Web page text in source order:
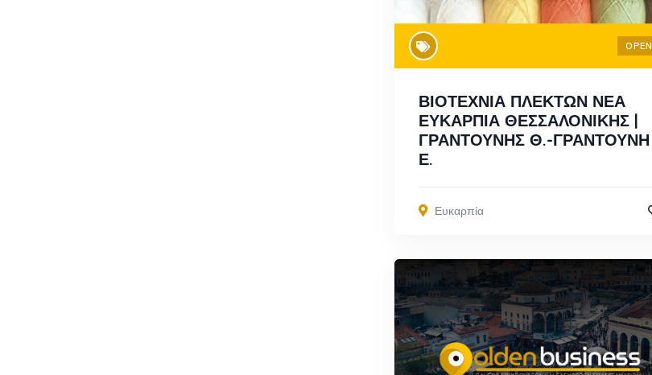
OPEN
ΒΙΟΤΕΧΝΙΑ ΠΛΕΚΤΩΝ ΝΕΑ
ΕΥΚΑΡΠΙΑ ΘΕΣΣΑΛΟΝΙΚΗΣ |
ΓΡΑΝΤΟΥΝΗΣ Θ.-ΓΡΑΝΤΟΥΝΗ
Ε.
Ευκαρπία